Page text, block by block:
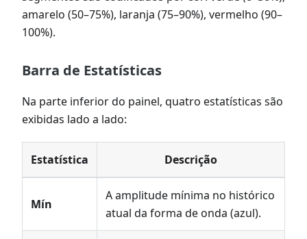
amarelo (50–75%), laranja (75–90%), vermelho (90–
100%).
Barra de Estatísticas
Na parte inferior do painel, quatro estatísticas são
exibidas lado a lado:
Estatística Descrição
Mín
A amplitude mínima no histórico
atual da forma de onda (azul).